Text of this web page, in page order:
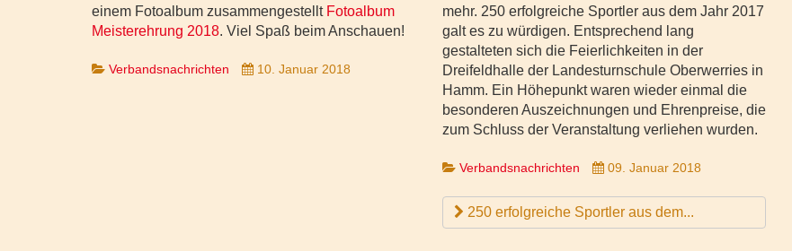
einem Fotoalbum zusammengestellt Fotoalbum
Meisterehrung 2018. Viel Spaß beim Anschauen!
Verbandsnachrichten 10. Januar 2018
mehr. 250 erfolgreiche Sportler aus dem Jahr 2017
galt es zu würdigen. Entsprechend lang
gestalteten sich die Feierlichkeiten in der
Dreifeldhalle der Landesturnschule Oberwerries in
Hamm. Ein Höhepunkt waren wieder einmal die
besonderen Auszeichnungen und Ehrenpreise, die
zum Schluss der Veranstaltung verliehen wurden.
Verbandsnachrichten 09. Januar 2018
250 erfolgreiche Sportler aus dem...